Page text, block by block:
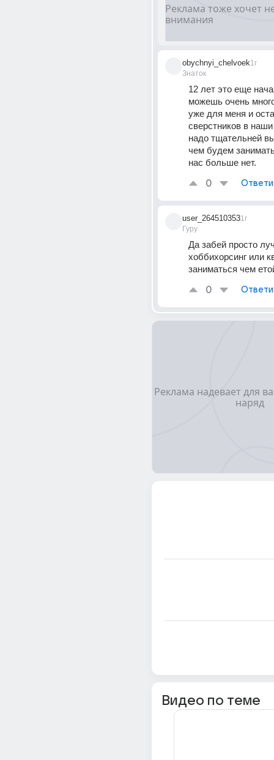
obychnyi_chelvoek
Знаток
1г
12 лет это еще
можешь очень
уже для меня и
сверстников в
надо тщательней
чем будем
нас больше нет.
0
user_264510353
Гуру
1г
Да забей просто
хоббихорсинг или
заниматься чем
0
Видео по теме